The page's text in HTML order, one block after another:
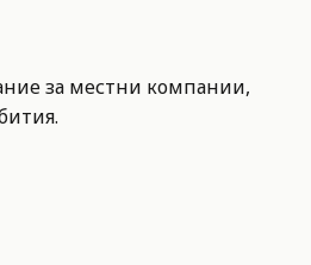
за местни компании,